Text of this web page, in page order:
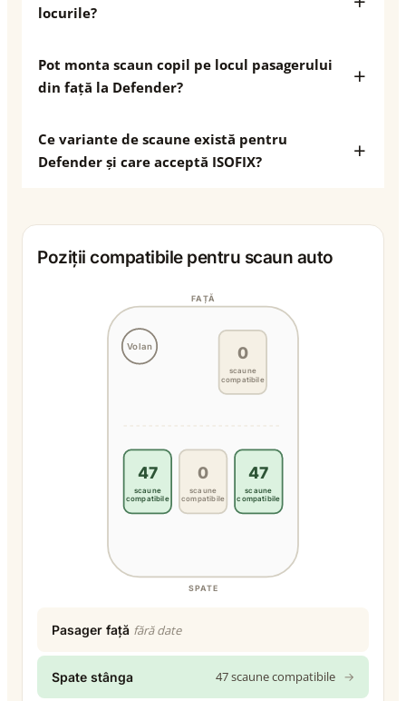
locurile?
Pot monta scaun copil pe locul pasagerului
din față la Defender?
Ce variante de scaune există pentru
Defender și care acceptă ISOFIX?
Poziții compatibile pentru scaun auto
Volan
FAȚĂ
SPATE
0
scaune
compatibile
47
scaune
compatibile
0
scaune
compatibile
47
scaune
compatibile
Pasager față fără date
Spate stânga 47 scaune compatibile →